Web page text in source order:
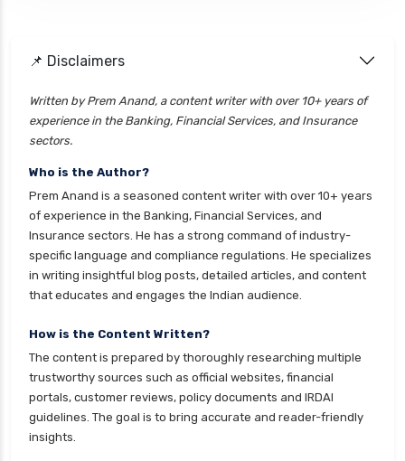
📌 Disclaimers
Written by Prem Anand, a content writer with over 10+ years of
experience in the Banking, Financial Services, and Insurance
sectors.
Who is the Author?
Prem Anand is a seasoned content writer with over 10+ years
of experience in the Banking, Financial Services, and
Insurance sectors. He has a strong command of industry-
specific language and compliance regulations. He specializes
in writing insightful blog posts, detailed articles, and content
that educates and engages the Indian audience.
How is the Content Written?
The content is prepared by thoroughly researching multiple
trustworthy sources such as official websites, financial
portals, customer reviews, policy documents and IRDAI
guidelines. The goal is to bring accurate and reader-friendly
insights.